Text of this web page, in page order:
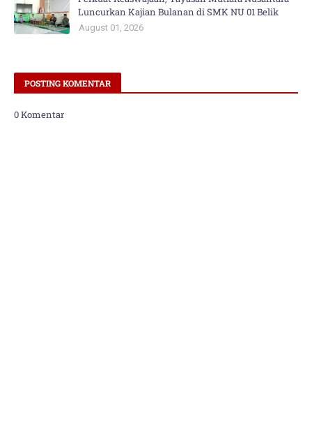
Luncurkan Kajian Bulanan di SMK NU 01 Belik
August 01, 2026
POSTING KOMENTAR
0 Komentar